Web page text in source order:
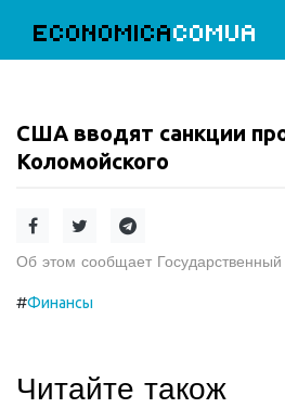
ECONOMICACOMUA
США вводят санкции
Коломойского
Об этом сообщает
#Финансы
Читайте також